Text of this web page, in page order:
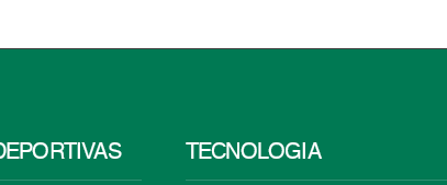
TECNOLOGÍA